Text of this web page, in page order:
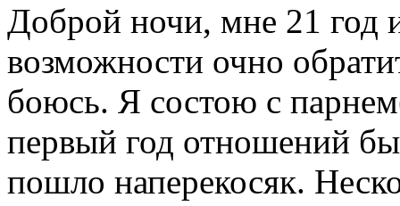
Доброй ночи, мне 21 год
возможности очно
боюсь. Я состою с
первый год отношений
пошло наперекосяк.